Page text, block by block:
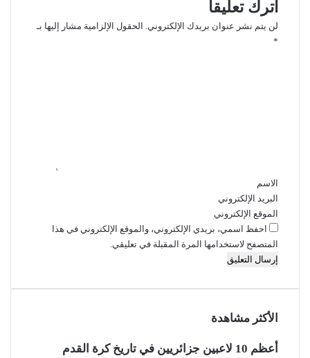
اترك تعليقاً
لن يتم نشر عنوان بريدك الإلكتروني. الحقول الإلزامية مشار إليها بـ
*
الاسم
البريد الإلكتروني
الموقع الإلكتروني
احفظ اسمي، بريدي الإلكتروني، والموقع الإلكتروني في هذا
المتصفح لاستخدامها المرة المقبلة في تعليقي.
الأكثر مشاهدة
أعظم 10 لاعبين جزائريين في تاريخ كرة القدم